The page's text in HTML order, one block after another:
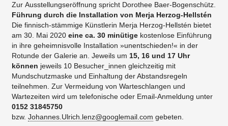
Zur Ausstellungseröffnung spricht Dorothee Baer-Bogenschütz.
Führung durch die Installation von Merja Herzog-Hellstén
Die finnisch-stämmige Künstlerin Merja Herzog-Hellstén bietet
am 30. Mai 2020 eine ca. 30 minütige kostenlose Einführung
in ihre geheimnisvolle Installation »unentschieden!« in der
Rotunde der Galerie an. Jeweils um 15, 16 und 17 Uhr
können jeweils 10 Besucher_innen gleichzeitig mit
Mundschutzmaske und Einhaltung der Abstandsregeln
teilnehmen. Zur Vermeidung von Warteschlangen und
Wartezeiten wird um telefonische oder Email-Anmeldung unter
0152 31845750
bzw. Johannes.Ulrich.lenz@googlemail.com gebeten.